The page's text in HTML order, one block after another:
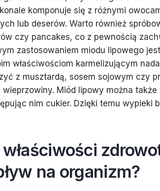
komponuje się z różnymi
lub deserów. Warto również
czy pancakes, co z pewnością
zastosowaniem miodu lipowego
właściwościom karmelizującym
z musztardą, sosem sojowym czy
Miód lipowy można
nim cukier. Dzięki temu wypieki
na organizm?